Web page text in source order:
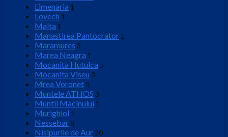
Limenaria 1
Lovech 1
Malta 1
Manastirea Pantocrator 1
Maramures 3
Marea Neagra 1
Mocanita Hutulca 5
Mocanita Viseu 3
Mrea Voronet 5
Muntele ATHOS 3
Muntii Macinului 1
Murighiol 1
Nessebar 8
Nisipurile de Aur 20